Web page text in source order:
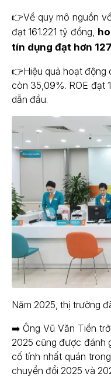
👉Về quy mô nguồn
đạt 161.221 tỷ đồng,
tín dụng đạt hơn
👉Hiệu quả hoạt động
còn 35,09%. ROE đạt
dẫn đầu.
Năm 2025, thị trường
➡️ Ông Vũ Văn Tiền
2025 cũng được đánh
cố tính nhất quán
chuyển đổi 2025 và